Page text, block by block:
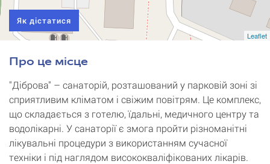
Leaflet
Як дістатися
Про це місце
"Діброва" – санаторій, розташований у парковій зоні зі
сприятливим кліматом і свіжим повітрям. Це комплекс,
що складається з готелю, їдальні, медичного центру та
водолікарні. У санаторії є змога пройти різноманітні
лікувальні процедури з використанням сучасної
техніки і під наглядом висококваліфікованих лікарів.